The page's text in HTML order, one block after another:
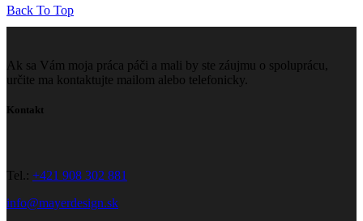
Back To Top
Ak sa Vám moja práca páči a mali by ste záujmu o spoluprácu,
určite ma kontaktujte mailom alebo telefonicky.
Kontakt
Tel.: +421 908 302 881
info@mayerdesign.sk